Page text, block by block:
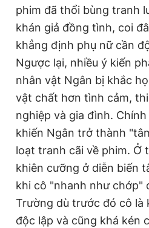
phim đã thổi bùng tranh
khán giả đồng tình, coi
khẳng định phụ nữ cần
Ngược lại, nhiều ý kiến
nhân vật Ngân bị khắc
vật chất hơn tình cảm,
nghiệp và gia đình.
khiến Ngân trở thành
loạt tranh cãi về phim. Ở
khiên cưỡng ở diễn biến
khi cô "nhanh như chớp"
Trường dù trước đó cô là
độc lập và cũng khá kén